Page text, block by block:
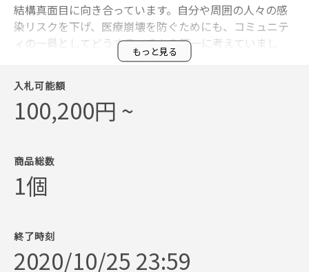
結構真面目に向き合っています。自分や周囲の人々の感
染リスクを下げ、医療崩壊を防ぐためにも、コミュニテ
ィの一員としてどうするべきかを第一に考えていまし
た。不安要素が少しでもあると落ち着かないので、身勝
イルスのない状態に保つことを心がけています。また気
持ちが沈んだり塞ぎ込みがちになりそうな時は、同じ考
えやアプローチを持つ家族や友人達と気持ちをシェアし
います。
●今回の作品に込めた想いやコンセプトを教えてくださ
グレッシブな思考や平和、ポジティビティを作品が招い
てくれるといいなと思います。
もっと見る
入札可能額
100,200円 ~
商品総数
1個
終了時刻
2020/10/25 23:59